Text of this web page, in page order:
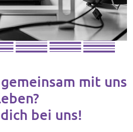
mit uns
bei uns!